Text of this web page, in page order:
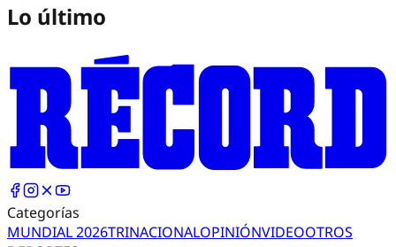
Lo último
Categorías
MUNDIAL 2026TRINACIONALOPINIÓNVIDEOOTROS